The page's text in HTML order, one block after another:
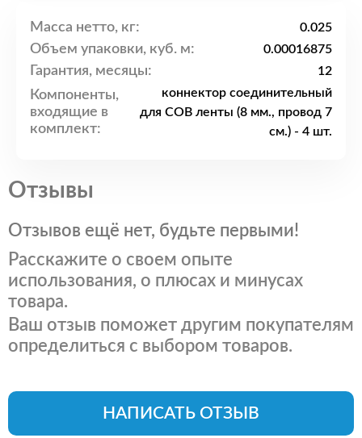
Масса нетто, кг: 0.025
Объем упаковки, куб. м: 0.00016875
Гарантия, месяцы: 12
Компоненты,
входящие в
комплект:
коннектор соединительный
для COB ленты (8 мм., провод 7
см.) - 4 шт.
Отзывы
Отзывов ещё нет, будьте первыми!
Расскажите о своем опыте
использования, о плюсах и минусах
товара.
Ваш отзыв поможет другим покупателям
определиться с выбором товаров.
НАПИСАТЬ ОТЗЫВ